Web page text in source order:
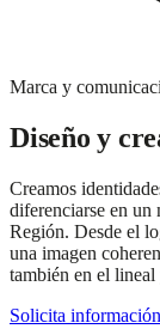
Marca y
Diseño y
Creamos
diferenciarse en un
Región. Desde el
una imagen
también en el
Solicita información